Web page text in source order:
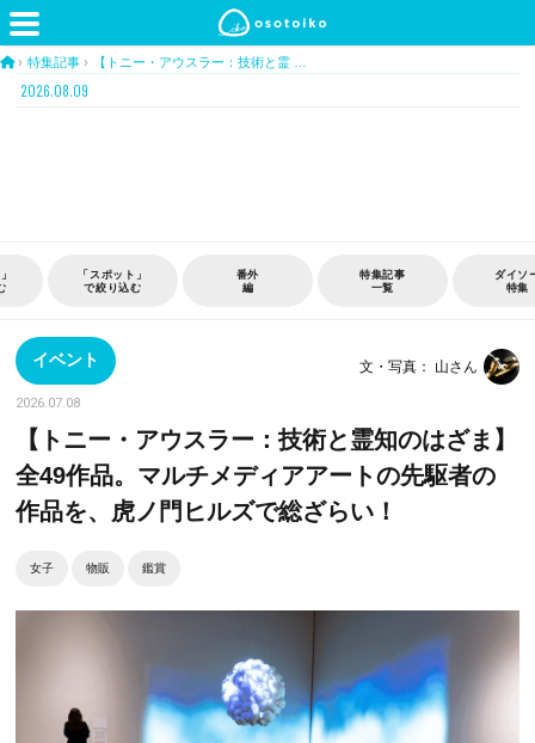
› 特集記事 › 【トニー・アウスラー：技術と霊 …
2026.08.09
番外
編
特集記事
一覧
ダイソー
特集
おうち
時間
イベント 文・写真： 山さん
2026.07.08
【トニー・アウスラー：技術と霊知のはざま】
全49作品。マルチメディアアートの先駆者の
作品を、虎ノ門ヒルズで総ざらい！
女子 物販 鑑賞